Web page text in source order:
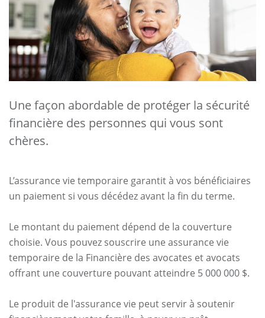
Une façon abordable de protéger la sécurité
financière des personnes qui vous sont
chères.
L’assurance vie temporaire garantit à vos bénéficiaires
un paiement si vous décédez avant la fin du terme.
Le montant du paiement dépend de la couverture
choisie. Vous pouvez souscrire une assurance vie
temporaire de la Financière des avocates et avocats
offrant une couverture pouvant atteindre 5 000 000 $.
Le produit de l'assurance vie peut servir à soutenir